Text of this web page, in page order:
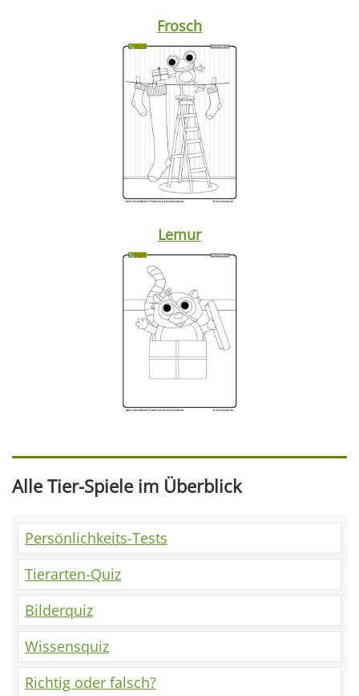
Frosch
Lemur
Alle Tier-Spiele im Überblick
Persönlichkeits-Tests
Tierarten-Quiz
Bilderquiz
Wissensquiz
Richtig oder falsch?